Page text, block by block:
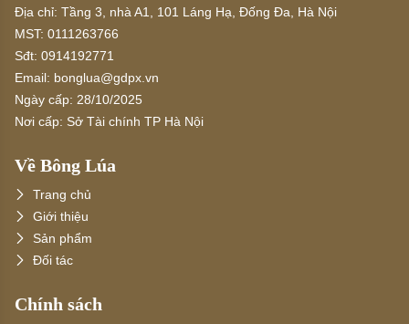
Địa chỉ: Tầng 3, nhà A1, 101 Láng Hạ, Đống Đa, Hà Nội
MST: 0111263766
Sđt: 0914192771
Email: bonglua@gdpx.vn
Ngày cấp: 28/10/2025
Nơi cấp: Sở Tài chính TP Hà Nội
Về Bông Lúa
Trang chủ
Giới thiệu
Sản phẩm
Đối tác
Chính sách